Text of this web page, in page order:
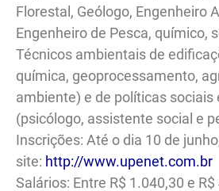
Florestal, Geólogo, Engenheiro
Engenheiro de Pesca, químico,
Técnicos ambientais de
química, geoprocessamento,
ambiente) e de políticas sociais
(psicólogo, assistente social e
Inscrições: Até o dia 10 de
site: http://www.upenet.com.br
Salários: Entre R$ 1.040,30 e